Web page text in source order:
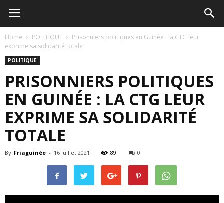
Home POLITIQUE
Prisonniers politiques en Guinée : la CTG leur
exprime sa solidarité totale
POLITIQUE
PRISONNIERS POLITIQUES
EN GUINÉE : LA CTG LEUR
EXPRIME SA SOLIDARITÉ
TOTALE
By Friaguinée - 16 juillet 2021 89 0